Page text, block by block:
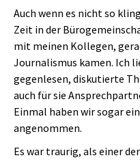
Auch wenn es nicht so
Zeit in der
mit meinen Kollegen,
Journalismus kamen. Ich
gegenlesen, diskutierte
auch für sie
Einmal haben wir sogar
angenommen.
Es war traurig, als einer